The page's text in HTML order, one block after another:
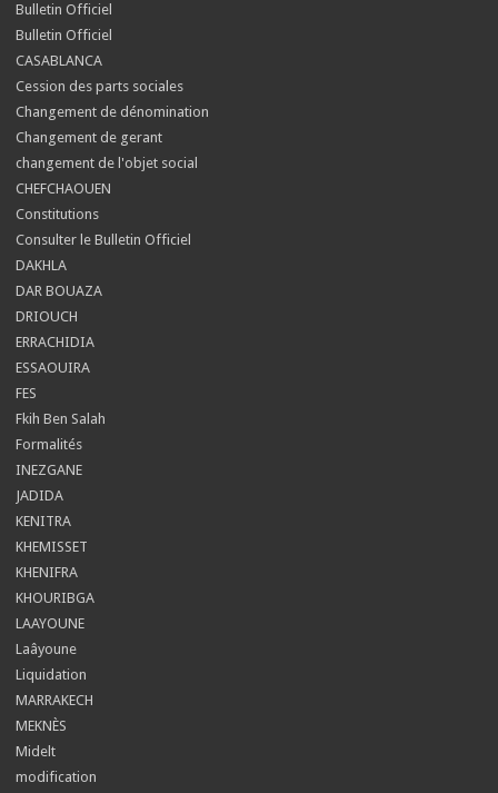
Bulletin Officiel
Bulletin Officiel
CASABLANCA
Cession des parts sociales
Changement de dénomination
Changement de gerant
changement de l'objet social
CHEFCHAOUEN
Constitutions
Consulter le Bulletin Officiel
DAKHLA
DAR BOUAZA
DRIOUCH
ERRACHIDIA
ESSAOUIRA
FES
Fkih Ben Salah
Formalités
INEZGANE
JADIDA
KENITRA
KHEMISSET
KHENIFRA
KHOURIBGA
LAAYOUNE
Laâyoune
Liquidation
MARRAKECH
MEKNÈS
Midelt
modification